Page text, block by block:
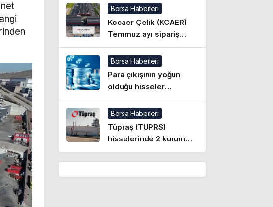
İşte detaylar
Borsa Haberleri
Kocaer Çelik (KCAER)
Temmuz ayı sipariş
rakamlarını açıkladı
Borsa Haberleri
Para çıkışının yoğun
olduğu hisseler
(05.08.2026)
Borsa Haberleri
Tüpraş (TUPRS)
hisselerinde 2 kurum
üzerinden yüklü alım